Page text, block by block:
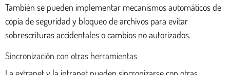
También se pueden implementar mecanismos automáticos de
copia de seguridad y bloqueo de archivos para evitar
sobrescrituras accidentales o cambios no autorizados.
Sincronización con otras herramientas